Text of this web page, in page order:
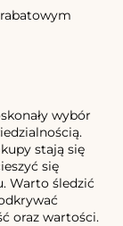
wybór
stają się
się
Warto śledzić
oraz wartości.